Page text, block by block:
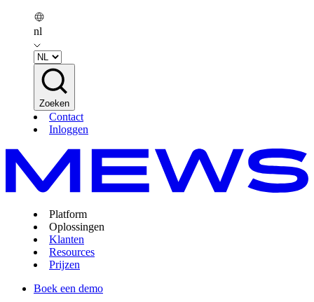
nl
Zoeken
Contact
Inloggen
Platform
Oplossingen
Klanten
Resources
Prijzen
Boek een demo